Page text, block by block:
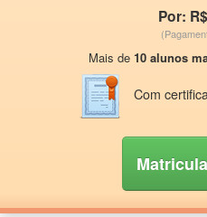
Por:
Mais de 10 alunos
Com